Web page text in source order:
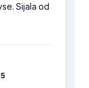
Sijala od